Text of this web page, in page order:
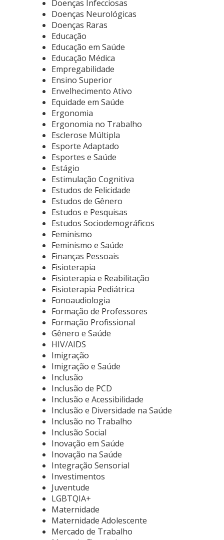
Doenças Infecciosas
Doenças Neurológicas
Doenças Raras
Educação
Educação em Saúde
Educação Médica
Empregabilidade
Ensino Superior
Envelhecimento Ativo
Equidade em Saúde
Ergonomia
Ergonomia no Trabalho
Esclerose Múltipla
Esporte Adaptado
Esportes e Saúde
Estágio
Estimulação Cognitiva
Estudos de Felicidade
Estudos de Gênero
Estudos e Pesquisas
Estudos Sociodemográficos
Feminismo
Feminismo e Saúde
Finanças Pessoais
Fisioterapia
Fisioterapia e Reabilitação
Fisioterapia Pediátrica
Fonoaudiologia
Formação de Professores
Formação Profissional
Gênero e Saúde
HIV/AIDS
Imigração
Imigração e Saúde
Inclusão
Inclusão de PCD
Inclusão e Acessibilidade
Inclusão e Diversidade na Saúde
Inclusão no Trabalho
Inclusão Social
Inovação em Saúde
Inovação na Saúde
Integração Sensorial
Investimentos
Juventude
LGBTQIA+
Maternidade
Maternidade Adolescente
Mercado de Trabalho